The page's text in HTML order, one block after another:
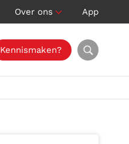
Over ons App
Kennismaken?